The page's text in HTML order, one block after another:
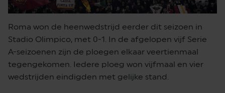
Roma won de heenwedstrijd eerder dit seizoen in
Stadio Olimpico, met 0-1. In de afgelopen vijf Serie
A-seizoenen zijn de ploegen elkaar veertienmaal
tegengekomen. Iedere ploeg won vijfmaal en vier
wedstrijden eindigden met gelijke stand.